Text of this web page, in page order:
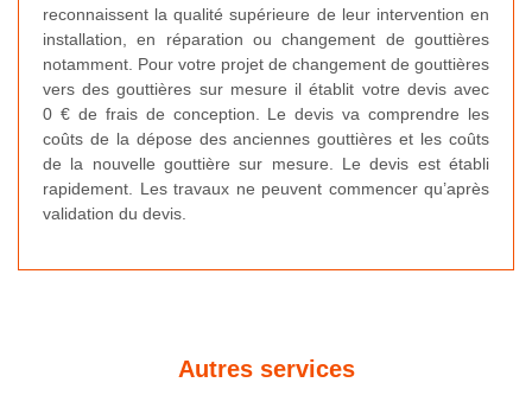
reconnaissent la qualité supérieure de leur intervention en
installation, en réparation ou changement de gouttières
notamment. Pour votre projet de changement de gouttières
vers des gouttières sur mesure il établit votre devis avec
0 € de frais de conception. Le devis va comprendre les
coûts de la dépose des anciennes gouttières et les coûts
de la nouvelle gouttière sur mesure. Le devis est établi
rapidement. Les travaux ne peuvent commencer qu’après
validation du devis.
Autres services